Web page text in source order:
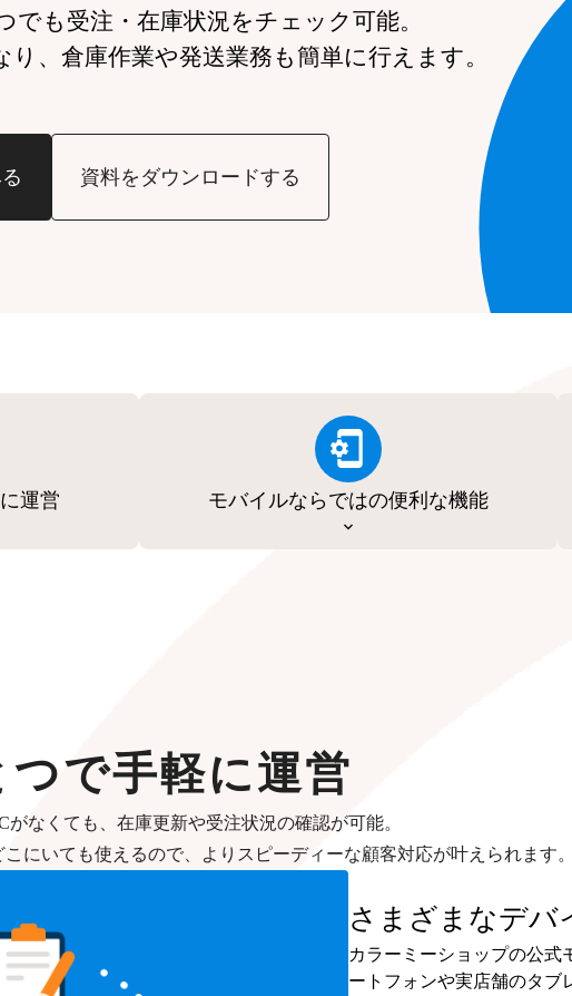
も受注・在庫状況をチェック可能。
り、倉庫作業や発送業務も簡単に行えます。
資料をダウンロードする
運営 モバイルならではの便利な機能
で手軽に運営
なくても、在庫更新や受注状況の確認が可能。
にいても使えるので、よりスピーディーな顧客対応が叶えられます。
さまざまなデバ
カラーミーショップの公式
ートフォンや実店舗のタブ